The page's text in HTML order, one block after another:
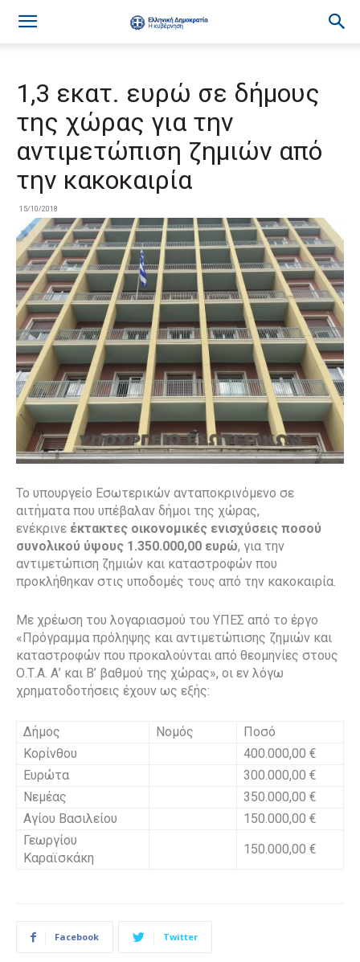
1,3 εκατ. ευρώ σε δήμους
της χώρας για την
αντιμετώπιση ζημιών από
την κακοκαιρία
15/10/2018
Το υπουργείο Εσωτερικών ανταποκρινόμενο σε
αιτήματα που υπέβαλαν δήμοι της χώρας,
ενέκρινε έκτακτες οικονομικές ενισχύσεις ποσού
συνολικού ύψους 1.350.000,00 ευρώ, για την
αντιμετώπιση ζημιών και καταστροφών που
προκλήθηκαν στις υποδομές τους από την κακοκαιρία.
Με χρέωση του λογαριασμού του ΥΠΕΣ από το έργο
«Πρόγραμμα πρόληψης και αντιμετώπισης ζημιών και
καταστροφών που προκαλούνται από θεομηνίες στους
Ο.Τ.Α. Α’ και Β’ βαθμού της χώρας», οι εν λόγω
χρηματοδοτήσεις έχουν ως εξής:
Δήμος Νομός
Ποσό
Κορίνθου
400.000,00 €
Ευρώτα
300.000,00 €
Νεμέας
350.000,00 €
Αγίου Βασιλείου
150.000,00 €
Γεωργίου
Καραϊσκάκη
150.000,00 €
Facebook Twitter